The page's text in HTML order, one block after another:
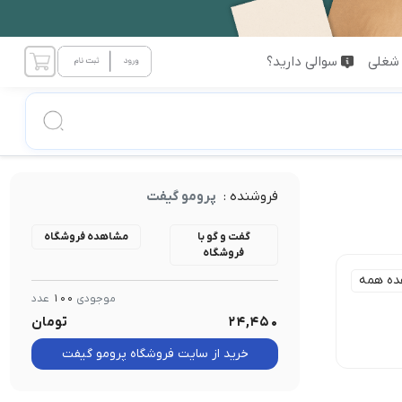
سوالی دارید؟
همه
مقوای ایندر برد
فروشنده : پرومو گیفت
گفت و گو با
فروشگاه
مشاهده فروشگاه
موجودی 100 عدد
24,450 تومان
خرید از سایت فروشگاه پرومو گیفت